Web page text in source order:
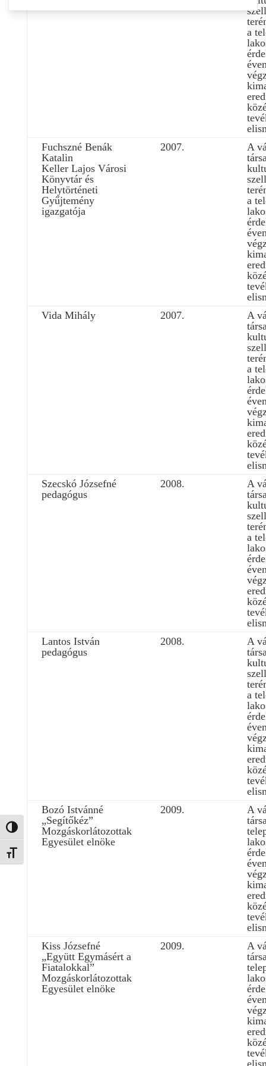
Nagy kontraszt váltása
Betűméret váltása
a
Fuchszné Benák
Katalin
Keller Lajos Városi
Könyvtár és
Helytörténeti
Gyűjtemény
igazgatója
2007.
A
a
Vida Mihály
2007.
A
a
Szecskó Józsefné
pedagógus
2008.
A
a
Lantos István
pedagógus
2008.
A
a
Bozó Istvánné
„Segítőkéz”
Mozgáskorlátozottak
Egyesület elnöke
2009.
A
Kiss Józsefné
„Együtt Egymásért a
Fiatalokkal”
Mozgáskorlátozottak
Egyesület elnöke
2009.
A